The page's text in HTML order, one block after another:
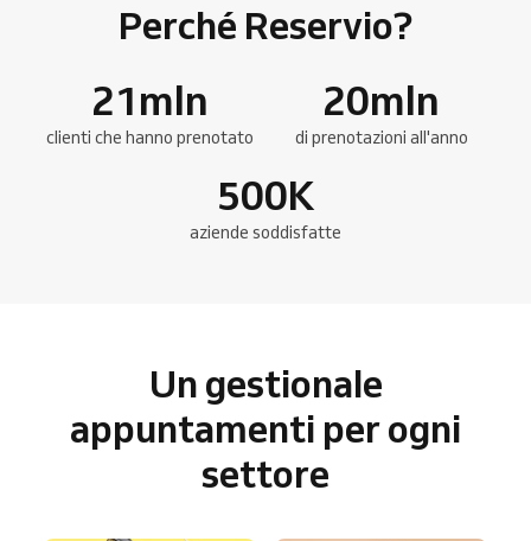
Perché Reservio?
21mln
clienti che hanno prenotato
20mln
di prenotazioni all'anno
500K
aziende soddisfatte
Un gestionale
appuntamenti per ogni
settore